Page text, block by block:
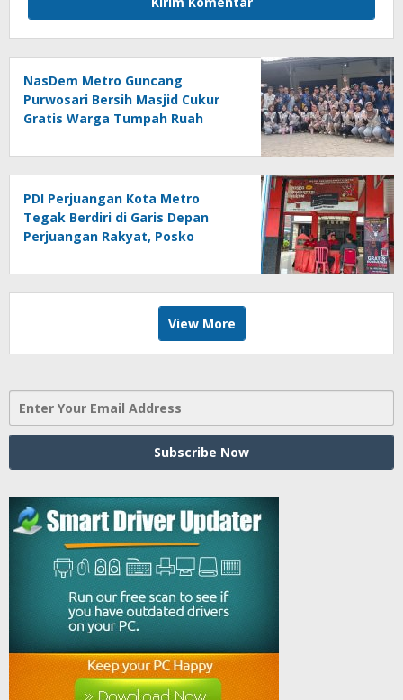
NasDem Metro Guncang
Purwosari Bersih Masjid Cukur
Gratis Warga Tumpah Ruah
PDI Perjuangan Kota Metro
Tegak Berdiri di Garis Depan
Perjuangan Rakyat, Posko
Jumat, BBHAR Siap Dibentuk
View More